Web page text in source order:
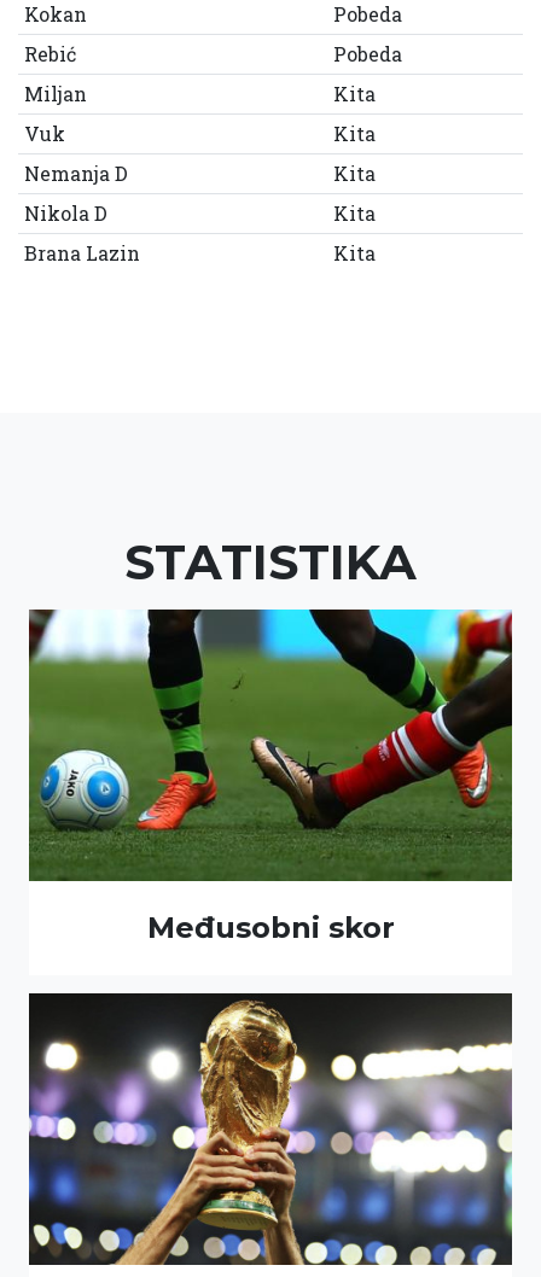
Kokan
Pobeda
Rebić
Pobeda
Miljan
Kita
Vuk
Kita
Nemanja D
Kita
Nikola D
Kita
Brana Lazin
Kita
STATISTIKA
Međusobni skor